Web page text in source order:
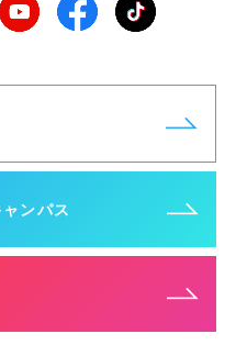
ンパス